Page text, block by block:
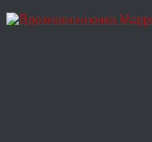
Перейти